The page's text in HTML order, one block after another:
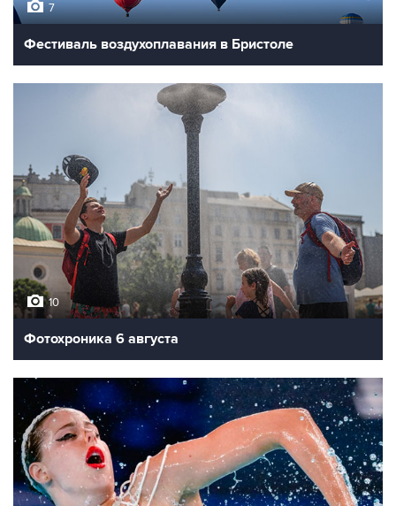
7
Фестиваль воздухоплавания в Бристоле
10
Фотохроника 6 августа